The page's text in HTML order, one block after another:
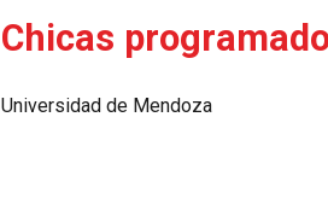
Chicas
Universidad de Mendoza